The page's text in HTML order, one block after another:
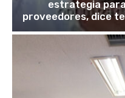
estrategia
proveedores, dice